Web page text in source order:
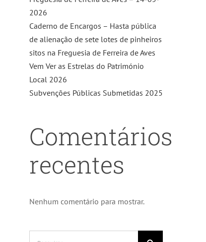
2026
Caderno de Encargos – Hasta pública
de alienação de sete lotes de pinheiros
sitos na Freguesia de Ferreira de Aves
Vem Ver as Estrelas do Património
Local 2026
Subvenções Públicas Submetidas 2025
Comentários
recentes
Nenhum comentário para mostrar.